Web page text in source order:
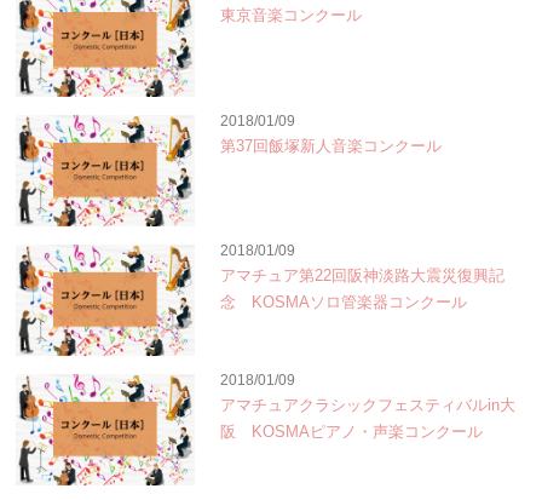
東京音楽コンクール
2018/01/09
第37回飯塚新人音楽コンクール
2018/01/09
アマチュア第22回阪神淡路大震災復興記
念 KOSMAソロ管楽器コンクール
2018/01/09
アマチュアクラシックフェスティバルin大
阪 KOSMAピアノ・声楽コンクール